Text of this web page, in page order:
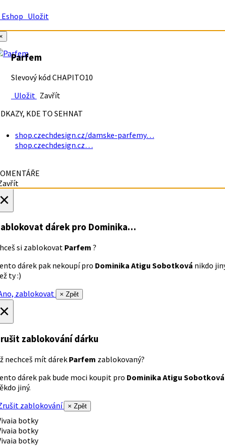
Uložit
Parfem
Slevový kód CHAPITO10
Uložit Zavřít
KDE TO SEHNAT
shop.czechdesign.cz/damske-parfemy…
shop.czechdesign.cz…
dárek pro Dominika…
si zablokovat Parfem ?
dárek pak nekoupí pro Dominika Atigu Sobotková nikdo
ty :)
zablokovat
× Zpět
zablokování dárku
nechceš mít dárek Parfem zablokovaný?
dárek pak bude moci koupit pro Dominika Atigu Sobotková
jiný.
zablokování
× Zpět